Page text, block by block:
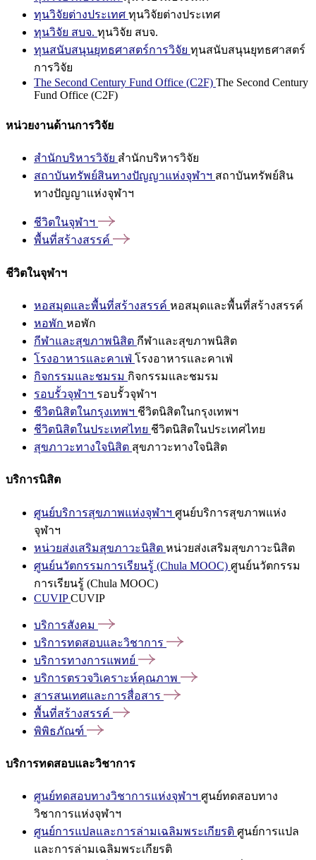
ทุนวิจัยต่างประเทศ ทุนวิจัยต่างประเทศ
ทุนวิจัย สบจ. ทุนวิจัย สบจ.
ทุนสนับสนุนยุทธศาสตร์การวิจัย ทุนสนับสนุนยุทธศาสตร์
การวิจัย
The Second Century Fund Office (C2F) The Second Century
Fund Office (C2F)
หน่วยงานด้านการวิจัย
สำนักบริหารวิจัย สำนักบริหารวิจัย
สถาบันทรัพย์สินทางปัญญาแห่งจุฬาฯ สถาบันทรัพย์สิน
ทางปัญญาแห่งจุฬาฯ
ชีวิตในจุฬาฯ
พื้นที่สร้างสรรค์
ชีวิตในจุฬาฯ
หอสมุดและพื้นที่สร้างสรรค์ หอสมุดและพื้นที่สร้างสรรค์
หอพัก หอพัก
กีฬาและสุขภาพนิสิต กีฬาและสุขภาพนิสิต
โรงอาหารและคาเฟ่ โรงอาหารและคาเฟ่
กิจกรรมและชมรม กิจกรรมและชมรม
รอบรั้วจุฬาฯ รอบรั้วจุฬาฯ
ชีวิตนิสิตในกรุงเทพฯ ชีวิตนิสิตในกรุงเทพฯ
ชีวิตนิสิตในประเทศไทย ชีวิตนิสิตในประเทศไทย
สุขภาวะทางใจนิสิต สุขภาวะทางใจนิสิต
บริการนิสิต
ศูนย์บริการสุขภาพแห่งจุฬาฯ ศูนย์บริการสุขภาพแห่ง
จุฬาฯ
หน่วยส่งเสริมสุขภาวะนิสิต หน่วยส่งเสริมสุขภาวะนิสิต
ศูนย์นวัตกรรมการเรียนรู้ (Chula MOOC) ศูนย์นวัตกรรม
การเรียนรู้ (Chula MOOC)
CUVIPCUVIP
บริการสังคม
บริการทดสอบและวิชาการ
บริการทางการแพทย์
บริการตรวจวิเคราะห์คุณภาพ
สารสนเทศและการสื่อสาร
พื้นที่สร้างสรรค์
พิพิธภัณฑ์
บริการทดสอบและวิชาการ
ศูนย์ทดสอบทางวิชาการแห่งจุฬาฯ ศูนย์ทดสอบทาง
วิชาการแห่งจุฬาฯ
ศูนย์การแปลและการล่ามเฉลิมพระเกียรติ ศูนย์การแปล
และการล่ามเฉลิมพระเกียรติ